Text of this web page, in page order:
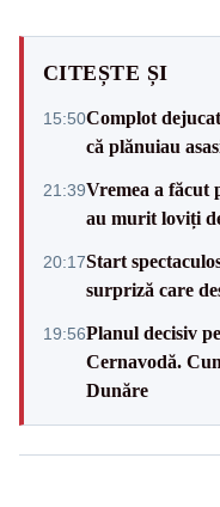
CITEȘTE ȘI
15:50Complot
că plănuiau
21:39Vremea a făcut
au murit loviți
20:17Start
surpriză care
19:56Planul decisiv
Cernavodă.
Dunăre